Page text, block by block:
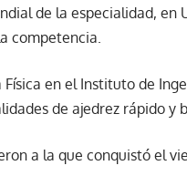
de la especialidad, en
competencia.
Física en el Instituto de
de ajedrez rápido y
a la que conquistó el